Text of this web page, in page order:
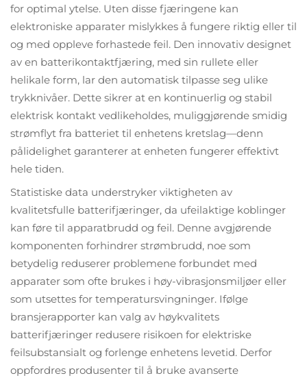
for optimal ytelse. Uten disse fjæringene kan
elektroniske apparater mislykkes å fungere riktig eller til
og med oppleve forhastede feil. Den innovativ designet
av en batterikontaktfjæring, med sin rullete eller
helikale form, lar den automatisk tilpasse seg ulike
trykknivåer. Dette sikrer at en kontinuerlig og stabil
elektrisk kontakt vedlikeholdes, muliggjørende smidig
strømflyt fra batteriet til enhetens kretslag—denn
pålidelighet garanterer at enheten fungerer effektivt
hele tiden.
Statistiske data understryker viktigheten av
kvalitetsfulle batterifjæringer, da ufeilaktige koblinger
kan føre til apparatbrudd og feil. Denne avgjørende
komponenten forhindrer strømbrudd, noe som
betydelig reduserer problemene forbundet med
apparater som ofte brukes i høy-vibrasjonsmiljøer eller
som utsettes for temperatursvingninger. Ifølge
bransjerapporter kan valg av høykvalitets
batterifjæringer redusere risikoen for elektriske
feilsubstansialt og forlenge enhetens levetid. Derfor
oppfordres produsenter til å bruke avanserte